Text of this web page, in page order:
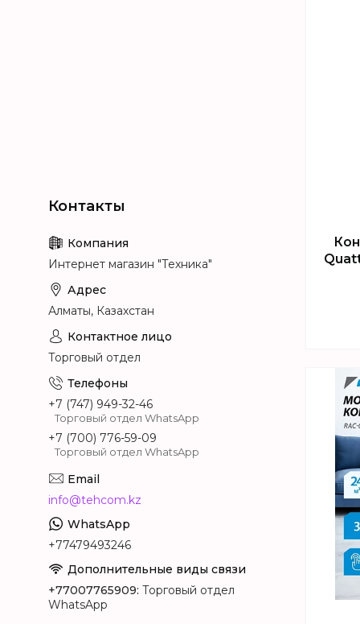
Интернет магазин "Техника"
Алматы, Казахстан
Торговый отдел
+7 (747) 949-32-46
Торговый отдел WhatsApp
+7 (700) 776-59-09
Торговый отдел WhatsApp
info@tehcom.kz
+77479493246
+77007765909 Торговый отдел
WhatsApp